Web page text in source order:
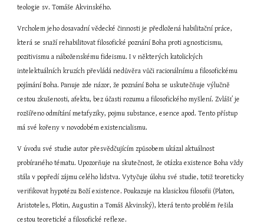
teologie sv. Tomáše Akvinského.
Vrcholem jeho dosavadní vědecké činnosti je předložená habilitační práce,
která se snaží rehabilitovat filosofické poznání Boha proti agnosticismu,
pozitivismu a náboženskému fideismu. I v některých katolických
intelektuálních kruzích převládá nedůvěra vůči racionálnímu a filosofickému
pojímání Boha. Panuje zde názor, že poznání Boha se uskutečňuje výlučně
cestou zkušenosti, afektu, bez účasti rozumu a filosofického myšlení. Zvlášť je
rozšířeno odmítání metafyziky, pojmu substance, esence apod. Tento přístup
má své kořeny v novodobém existencialismu.
V úvodu své studie autor přesvědčujícím způsobem ukázal aktuálnost
probíraného tématu. Upozorňuje na skutečnost, že otázka existence Boha vždy
stála v popředí zájmu celého lidstva. Vytyčuje úlohu své studie, totiž teoreticky
verifikovat hypotézu Boží existence. Poukazuje na klasickou filosofii (Platon,
Aristoteles, Plotin, Augustin a Tomáš Akvinský), která tento problém řešila
cestou teoretické a filosofické reflexe.